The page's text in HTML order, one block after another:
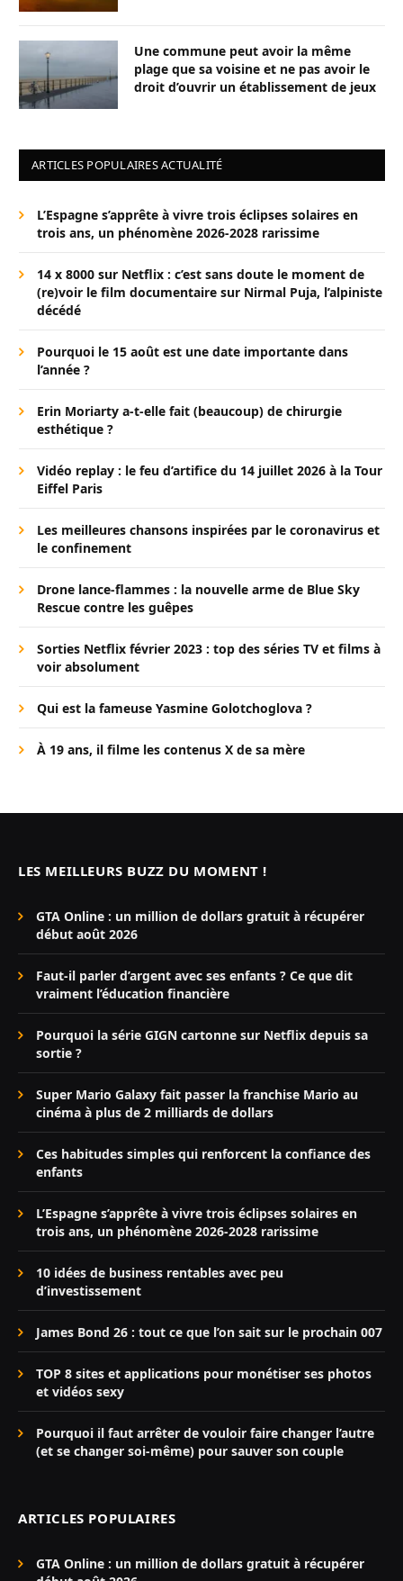
Une commune peut avoir la même
plage que sa voisine et ne pas avoir le
droit d’ouvrir un établissement de jeux
ARTICLES POPULAIRES ACTUALITÉ
L’Espagne s’apprête à vivre trois éclipses solaires en
trois ans, un phénomène 2026-2028 rarissime
14 x 8000 sur Netflix : c’est sans doute le moment de
(re)voir le film documentaire sur Nirmal Puja, l’alpiniste
décédé
Pourquoi le 15 août est une date importante dans
l’année ?
Erin Moriarty a-t-elle fait (beaucoup) de chirurgie
esthétique ?
Vidéo replay : le feu d’artifice du 14 juillet 2026 à la Tour
Eiffel Paris
Les meilleures chansons inspirées par le coronavirus et
le confinement
Drone lance-flammes : la nouvelle arme de Blue Sky
Rescue contre les guêpes
Sorties Netflix février 2023 : top des séries TV et films à
voir absolument
Qui est la fameuse Yasmine Golotchoglova ?
À 19 ans, il filme les contenus X de sa mère
LES MEILLEURS BUZZ DU MOMENT !
GTA Online : un million de dollars gratuit à récupérer
début août 2026
Faut-il parler d’argent avec ses enfants ? Ce que dit
vraiment l’éducation financière
Pourquoi la série GIGN cartonne sur Netflix depuis sa
sortie ?
Super Mario Galaxy fait passer la franchise Mario au
cinéma à plus de 2 milliards de dollars
Ces habitudes simples qui renforcent la confiance des
enfants
L’Espagne s’apprête à vivre trois éclipses solaires en
trois ans, un phénomène 2026-2028 rarissime
10 idées de business rentables avec peu
d’investissement
James Bond 26 : tout ce que l’on sait sur le prochain 007
TOP 8 sites et applications pour monétiser ses photos
et vidéos sexy
Pourquoi il faut arrêter de vouloir faire changer l’autre
(et se changer soi-même) pour sauver son couple
ARTICLES POPULAIRES
GTA Online : un million de dollars gratuit à récupérer